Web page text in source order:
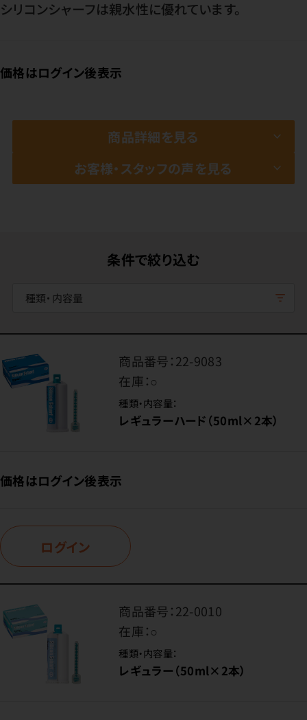
シリコンシャーフは親水性に優れています。
価格はログイン後表示
商品詳細を見る
お客様・スタッフの声を見る
条件で絞り込む
種類・内容量
商品番号：22-9083
在庫：○
種類・内容量：
レギュラーハード（50ml×2本）
価格はログイン後表示
ログイン
商品番号：22-0010
在庫：○
種類・内容量：
レギュラー（50ml×2本）